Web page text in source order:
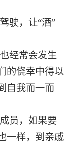
驶，让“酒”
经常会发生
的侥幸中得以
自我而一而
员，如果要
一样，到亲戚